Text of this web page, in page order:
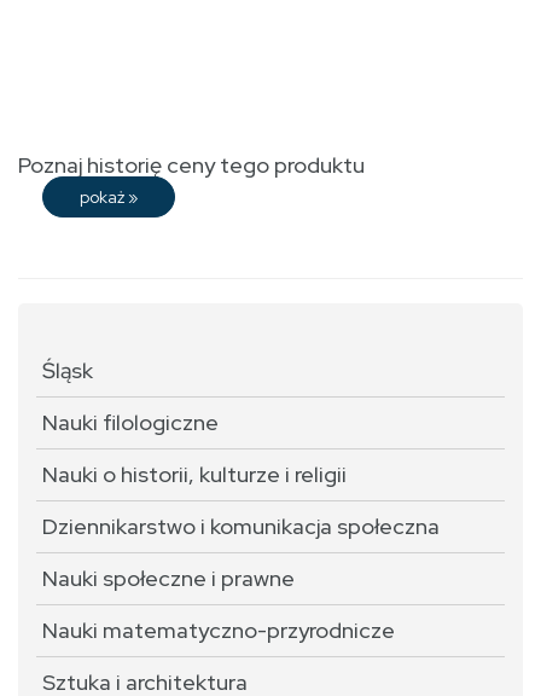
Poznaj historię ceny tego produktu
pokaż »
Śląsk
Nauki filologiczne
Nauki o historii, kulturze i religii
Dziennikarstwo i komunikacja społeczna
Nauki społeczne i prawne
Nauki matematyczno-przyrodnicze
Sztuka i architektura